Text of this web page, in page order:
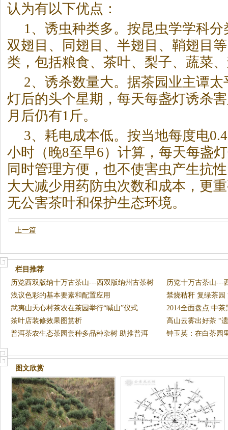
认为有以下优点：
1、诱虫种类多。按昆虫学学科
双翅目、同翅目、半翅目、鞘翅目
类，包括粮食、 茶叶、梨子、蔬菜
2、诱杀数量大。据茶园业主谭
灯后的头个星期，每天每盏灯诱杀
月后仍有1斤。
3、耗电成本低。按当地每度电
小时（晚8至早6）计算，每天每盏
同时管理方便，也不使害虫产生抗
大大减少用药防虫次数和成本，更
无公害茶叶和保护生态环境。
上一篇
栏目推荐
历览西双版纳十万古茶山---西双版纳州古茶树
古
历览十万古茶山---
（上）
浅议色彩的基本要素和配置应用
禁烧秸秆 复绿茶园
武夷山天心村茶农在茶园举行“喊山”仪式
（图）
2014全面盘点:中
茶叶店装修效果图赏析
高山云雾出好茶 “
普洱茶农生态茶园套种多品种杂树 助推普洱
钟玉英：在白茶园
图文欣赏